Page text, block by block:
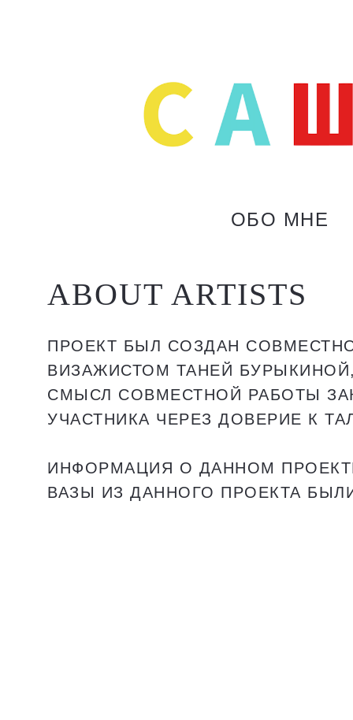
ОБО МНЕ
ABOUT ARTISTS
ПРОЕКТ БЫЛ СОЗДАН
ВИЗАЖИСТОМ ТАНЕЙ
СМЫСЛ СОВМЕСТНОЙ РАБОТЫ
УЧАСТНИКА ЧЕРЕЗ ДОВЕРИЕ К
ИНФОРМАЦИЯ О ДАННОМ
ВАЗЫ ИЗ ДАННОГО ПРОЕКТА